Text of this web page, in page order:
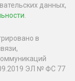
данных,
в
ЭЛ № ФС 77